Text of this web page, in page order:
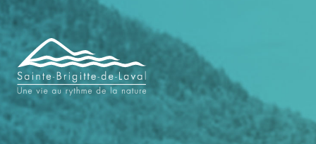
Navigation
de
pied
de
page